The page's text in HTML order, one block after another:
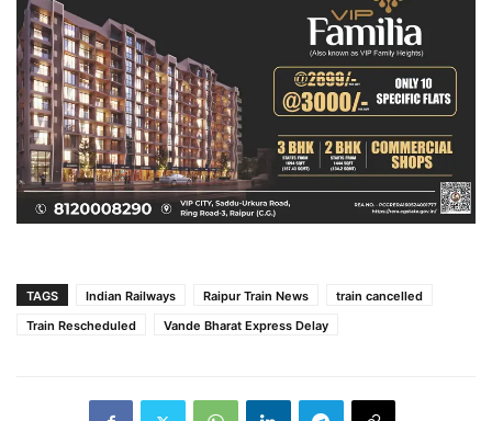
TAGS Indian Railways Raipur Train News
train cancelled
Train Rescheduled
Vande Bharat Express Delay